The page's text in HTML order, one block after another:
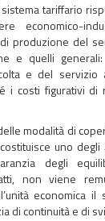
tariffario
economico-
produzione del
e quelli
e del
i costi figurativi di
modalità di
uno
degli
non viene
economica
di continuità e di